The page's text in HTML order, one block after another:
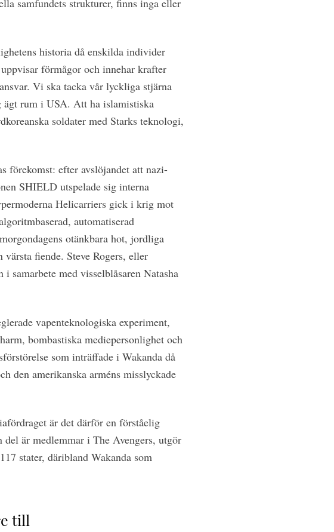
historia då enskilda individer
förmågor och innehar krafter
Vi ska tacka vår lyckliga stjärna
ägt rum i USA. Att ha islamistiska
soldater med Starks teknologi,
förekomst: efter avslöjandet att nazi-
SHIELD utspelade sig interna
Helicarriers gick i krig mot
automatiserad
otänkbara hot, jordliga
fiende. Steve Rogers, eller
samarbete med visselblåsaren Natasha
vapenteknologiska experiment,
bombastiska mediepersonlighet och
som inträffade i Wakanda då
den amerikanska arméns misslyckade
är det därför en förståelig
är medlemmar i The Avengers, utgör
stater, däribland Wakanda som
till